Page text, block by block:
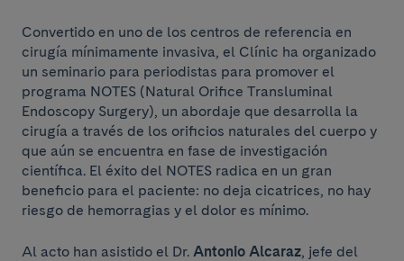
Convertido en uno de los centros de referencia en
cirugía mínimamente invasiva, el Clínic ha organizado
un seminario para periodistas para promover el
programa NOTES (Natural Orifice Transluminal
Endoscopy Surgery), un abordaje que desarrolla la
cirugía a través de los orificios naturales del cuerpo y
que aún se encuentra en fase de investigación
científica. El éxito del NOTES radica en un gran
beneficio para el paciente: no deja cicatrices, no hay
riesgo de hemorragias y el dolor es mínimo.
Al acto han asistido el Dr. Antonio Alcaraz , jefe del